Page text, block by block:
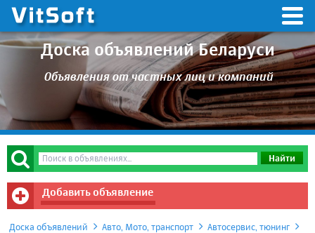
Доска объявлений Беларуси
Объявления от частных лиц и компаний
Добавить объявление
Доска объявлений Авто, Мото, транспорт
Автосервис, тюнинг